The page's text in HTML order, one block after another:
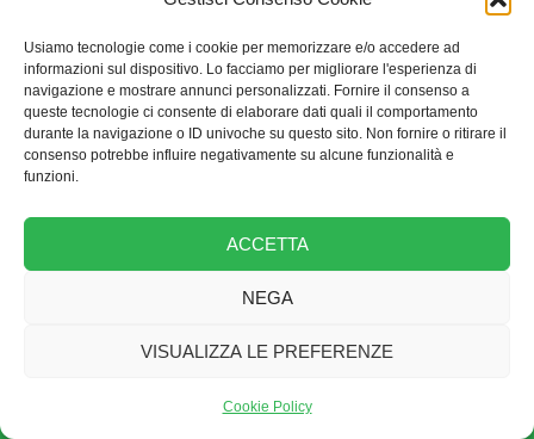
Usiamo tecnologie come i cookie per memorizzare e/o accedere ad
informazioni sul dispositivo. Lo facciamo per migliorare l'esperienza di
navigazione e mostrare annunci personalizzati. Fornire il consenso a
queste tecnologie ci consente di elaborare dati quali il comportamento
durante la navigazione o ID univoche su questo sito. Non fornire o ritirare il
consenso potrebbe influire negativamente su alcune funzionalità e
funzioni.
ACCETTA
NEGA
VISUALIZZA LE PREFERENZE
Cookie Policy
L’ABC della Nail Art
Tendenze
Scelti per Voi
Nuove collezioni smalti
Halloween
NEWSLETTER